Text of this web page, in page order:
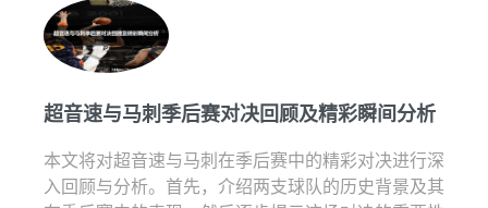
超音速与马刺季后赛对决回顾及精彩瞬间分析
本文将对超音速与马刺在季后赛中的精彩对决进行深
入回顾与分析。首先，介绍两支球队的历史背景及其